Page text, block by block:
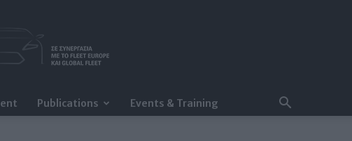
Publications Events & Training